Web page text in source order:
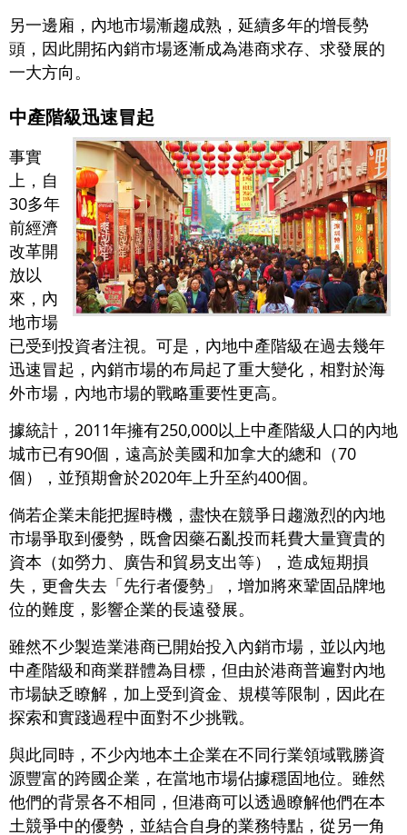
另一邊廂，內地市場漸趨成熟，延續多年的增長勢
頭，因此開拓內銷市場逐漸成為港商求存、求發展的
一大方向。
中產階級迅速冒起
事實
上，自
30多年
前經濟
改革開
放以
來，內
地市場
已受到投資者注視。可是，內地中產階級在過去幾年
迅速冒起，內銷市場的布局起了重大變化，相對於海
外市場，內地市場的戰略重要性更高。
據統計，2011年擁有250,000以上中產階級人口的內地
城市已有90個，遠高於美國和加拿大的總和（70
個），並預期會於2020年上升至約400個。
倘若企業未能把握時機，盡快在競爭日趨激烈的內地
市場爭取到優勢，既會因藥石亂投而耗費大量寶貴的
資本（如勞力、廣告和貿易支出等），造成短期損
失，更會失去「先行者優勢」，增加將來鞏固品牌地
位的難度，影響企業的長遠發展。
雖然不少製造業港商已開始投入內銷市場，並以內地
中產階級和商業群體為目標，但由於港商普遍對內地
市場缺乏瞭解，加上受到資金、規模等限制，因此在
探索和實踐過程中面對不少挑戰。
與此同時，不少內地本土企業在不同行業領域戰勝資
源豐富的跨國企業，在當地市場佔據穩固地位。雖然
他們的背景各不相同，但港商可以透過瞭解他們在本
土競爭中的優勢，並結合自身的業務特點，從另一角